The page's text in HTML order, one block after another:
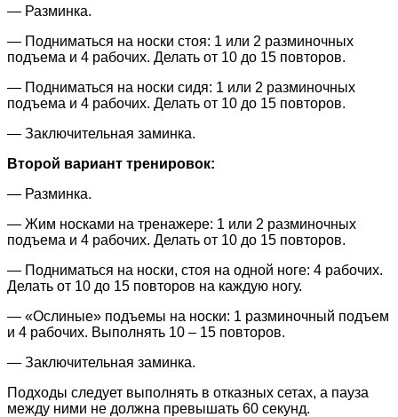
— Разминка.
— Подниматься на носки стоя: 1 или 2 разминочных
подъема и 4 рабочих. Делать от 10 до 15 повторов.
— Подниматься на носки сидя: 1 или 2 разминочных
подъема и 4 рабочих. Делать от 10 до 15 повторов.
— Заключительная заминка.
Второй вариант тренировок:
— Разминка.
— Жим носками на тренажере: 1 или 2 разминочных
подъема и 4 рабочих. Делать от 10 до 15 повторов.
— Подниматься на носки, стоя на одной ноге: 4 рабочих.
Делать от 10 до 15 повторов на каждую ногу.
— «Ослиные» подъемы на носки: 1 разминочный подъем
и 4 рабочих. Выполнять 10 – 15 повторов.
— Заключительная заминка.
Подходы следует выполнять в отказных сетах, а пауза
между ними не должна превышать 60 секунд.